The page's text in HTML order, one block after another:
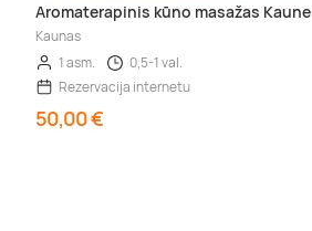
Aromaterapinis kūno masažas Kaune
Kaunas
1 asm.
0,5-1 val.
Rezervacija internetu
50,00 €